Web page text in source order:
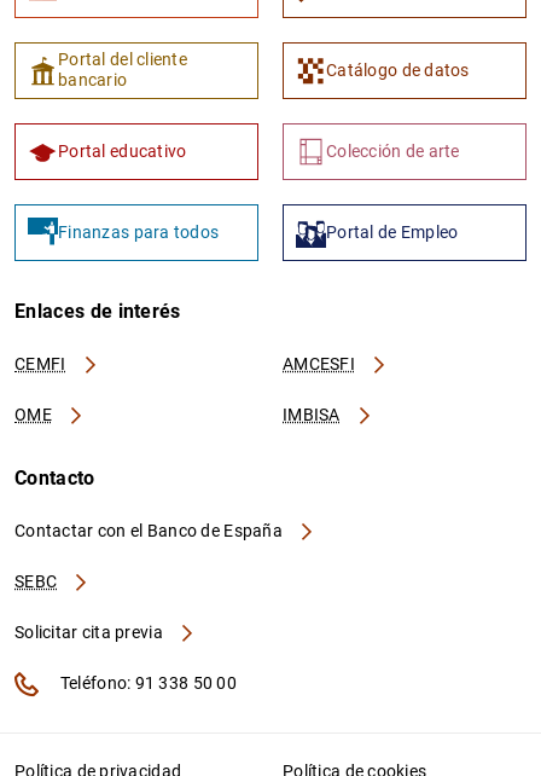
Portal del cliente
bancario
Catálogo de datos
Portal educativo Colección de arte
Finanzas para todos Portal de Empleo
Enlaces de interés
CEMFI AMCESFI
OME IMBISA
Contacto
Contactar con el Banco de España
SEBC
Solicitar cita previa
Teléfono: 91 338 50 00
Política de privacidad Política de cookies